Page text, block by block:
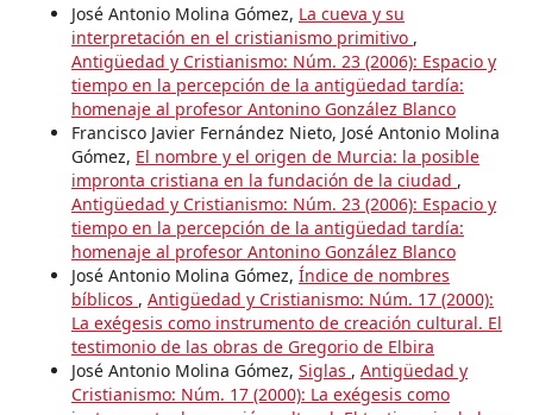
José Antonio Molina Gómez, La cueva y su
interpretación en el cristianismo primitivo ,
Antigüedad y Cristianismo: Núm. 23 (2006): Espacio y
tiempo en la percepción de la antigüedad tardía:
homenaje al profesor Antonino González Blanco
Francisco Javier Fernández Nieto, José Antonio Molina
Gómez, El nombre y el origen de Murcia: la posible
impronta cristiana en la fundación de la ciudad ,
Antigüedad y Cristianismo: Núm. 23 (2006): Espacio y
tiempo en la percepción de la antigüedad tardía:
homenaje al profesor Antonino González Blanco
José Antonio Molina Gómez, Índice de nombres
bíblicos , Antigüedad y Cristianismo: Núm. 17 (2000):
La exégesis como instrumento de creación cultural. El
testimonio de las obras de Gregorio de Elbira
José Antonio Molina Gómez, Siglas , Antigüedad y
Cristianismo: Núm. 17 (2000): La exégesis como